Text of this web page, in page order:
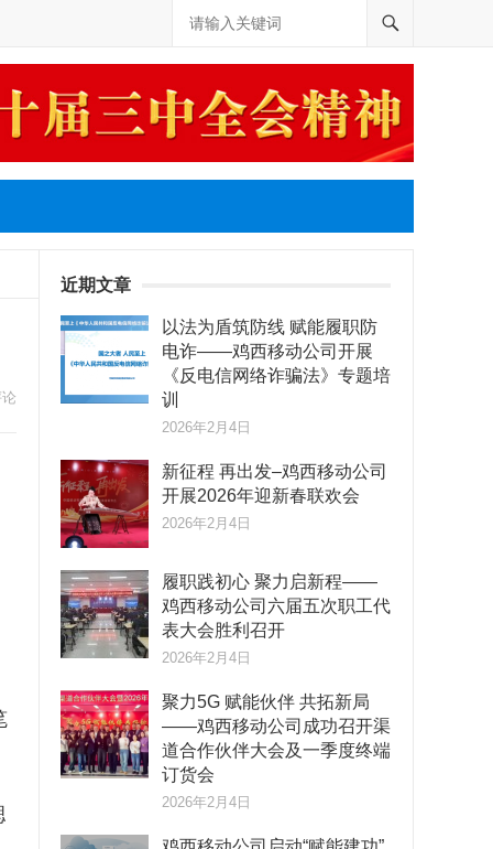
近期文章
以法为盾筑防线 赋能履职防
电诈——鸡西移动公司开展
《反电信网络诈骗法》专题培
训
2026年2月4日
新征程 再出发–鸡西移动公司
开展2026年迎新春联欢会
2026年2月4日
履职践初心 聚力启新程——
鸡西移动公司六届五次职工代
表大会胜利召开
2026年2月4日
聚力5G 赋能伙伴 共拓新局
——鸡西移动公司成功召开渠
道合作伙伴大会及一季度终端
订货会
2026年2月4日